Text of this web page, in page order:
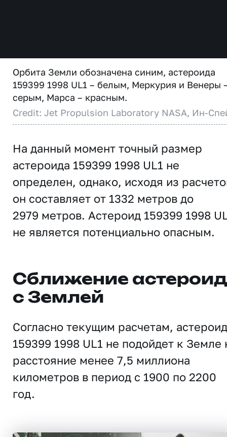
Орбита Земли обозначена синим, астероида
159399 1998 UL1 – белым, Меркурия и Венеры
серым, Марса – красным.
Credit: Jet Propulsion Laboratory NASA, Ин-
На данный момент точный размер
астероида 159399 1998 UL1 не
определен, однако, исходя из
он составляет от 1332 метров до
2979 метров. Астероид 159399 1998
не является потенциально опасным.
Сближение
с Землей
Согласно текущим расчетам, астероид
159399 1998 UL1 не подойдет к Земле
расстояние менее 7,5 миллиона
километров в период с 1900 по 2200
год.